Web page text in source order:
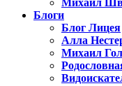
Блоги
Блог Лицея
Алла
Михаил